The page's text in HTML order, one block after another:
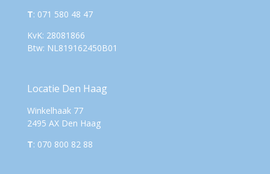
T: 071 580 48 47
KvK: 28081866
Btw: NL819162450B01
Locatie Den Haag
Winkelhaak 77
2495 AX Den Haag
T: 070 800 82 88